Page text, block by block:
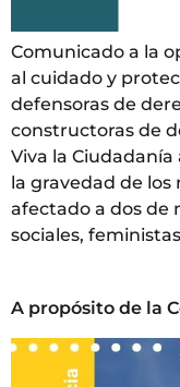
Comunicado a la
al cuidado y
defensoras de
constructoras de
Viva la
la gravedad de
afectado a dos de
sociales,
A propósito de la